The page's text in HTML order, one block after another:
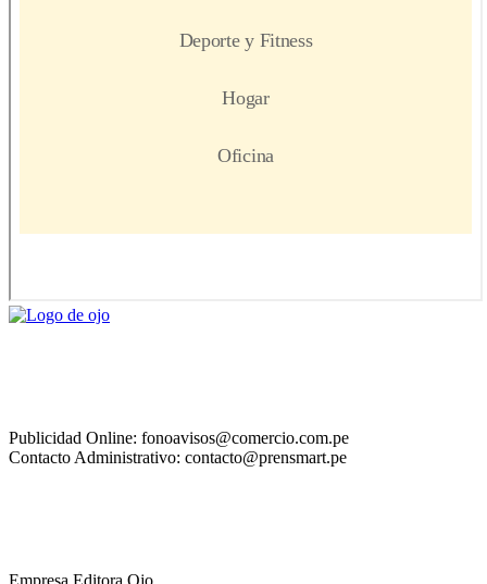
Publicidad Online: fonoavisos@comercio.com.pe
Contacto Administrativo: contacto@prensmart.pe
Empresa Editora Ojo